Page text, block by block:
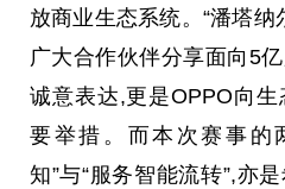
放商业生态系统。“潘塔纳
广大合作伙伴分享面向5
诚意表达,更是OPPO向
要举措。而本次赛事的
知”与“服务智能流转”,亦